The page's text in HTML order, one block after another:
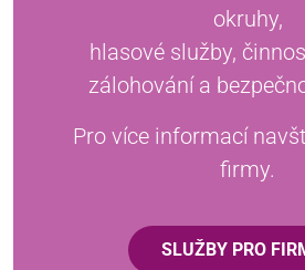
okruhy,
hlasové služby,
zálohování a
Pro více informací
firmy.
SLUŽBY PRO